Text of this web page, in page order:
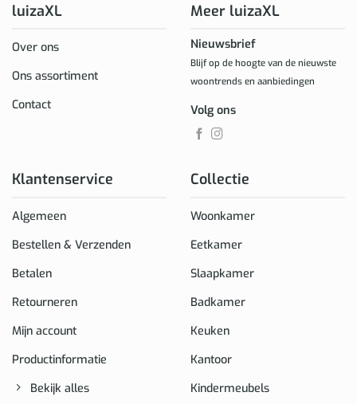
luizaXL
Over ons
Ons assortiment
Contact
Klantenservice
Algemeen
Bestellen & Verzenden
Betalen
Retourneren
Mijn account
Productinformatie
Bekijk alles
Collectie
Woonkamer
Eetkamer
Slaapkamer
Badkamer
Keuken
Kantoor
Kindermeubels
Meer luizaXL
Nieuwsbrief
Blijf op de hoogte van de nieuwste
woontrends en aanbiedingen
Volg ons